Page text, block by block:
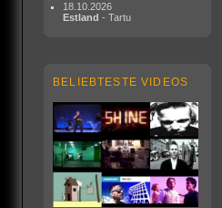
18.10.2026
Estland - Tartu
BELIEBTESTE VIDEOS